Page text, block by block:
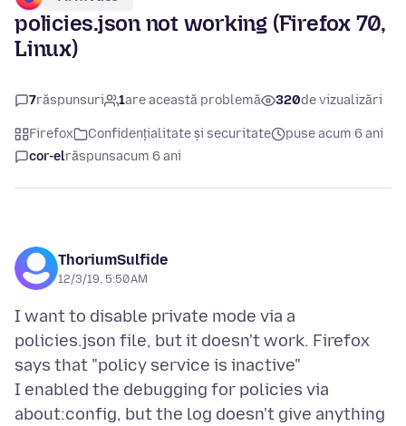
policies.json not working (Firefox 70,
Linux)
7răspunsuri 1are această problemă 320de vizualizări
Firefox Confidențialitate și securitate
puse acum 6 ani
cor-elrăspunsacum 6 ani
ThoriumSulfide
12/3/19, 5:50 AM
I want to disable private mode via a
policies.json file, but it doesn't work. Firefox
says that "policy service is inactive"
I enabled the debugging for policies via
about:config, but the log doesn't give anything